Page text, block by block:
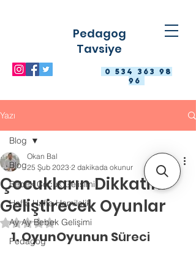
0 534 363 98
96
Pedagog
Tavsiye
Yazı
Blog
Bebek Çocuk Gelişimi
Hafta Hafta Hamilelik
Ay Ay Bebek Gelişimi
Pedagog
Blog
Çocukların Dikkatini
Geliştirecek Oyunlar
Okan Bal
25 Şub 2023 2 dakikada okunur
5 üzerinden NaN yıldız
1. OyunOyunun Süreci